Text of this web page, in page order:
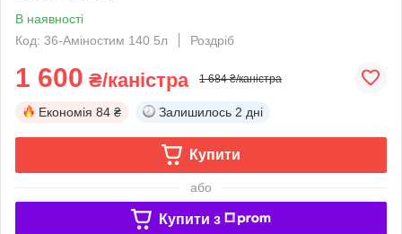
В наявності
Код: 36-Аміностим 140 5л
Роздріб
1 600 ₴/каністра 1 684 ₴/каністра
Економія 84 ₴ Залишилось 2 дні
Купити
або
Купити з